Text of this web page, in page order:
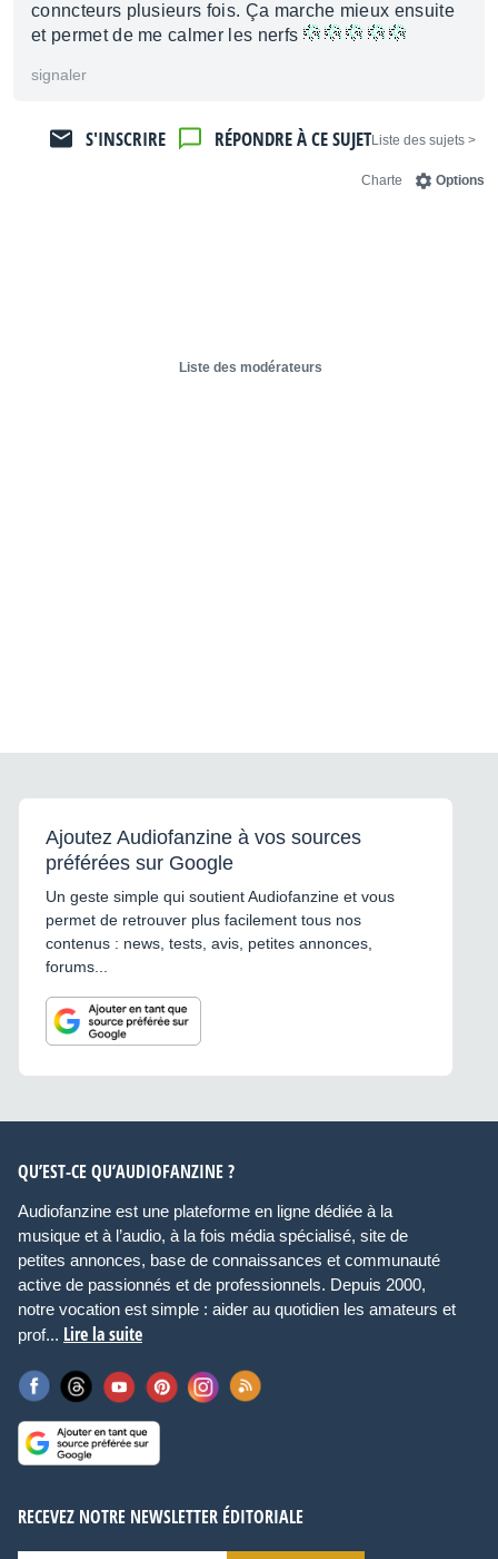
conncteurs plusieurs fois. Ça marche mieux ensuite
et permet de me calmer les nerfs
signaler
< Liste des sujets
RÉPONDRE À CE SUJET
S'INSCRIRE
Options
Charte
Liste des modérateurs
Ajoutez Audiofanzine à vos sources
préférées sur Google
Un geste simple qui soutient Audiofanzine et vous
permet de retrouver plus facilement tous nos
contenus : news, tests, avis, petites annonces,
forums...
QU’EST-CE QU’AUDIOFANZINE ?
Audiofanzine est une plateforme en ligne dédiée à la
musique et à l’audio, à la fois média spécialisé, site de
petites annonces, base de connaissances et communauté
active de passionnés et de professionnels. Depuis 2000,
notre vocation est simple : aider au quotidien les amateurs et
prof... Lire la suite
RECEVEZ NOTRE NEWSLETTER ÉDITORIALE